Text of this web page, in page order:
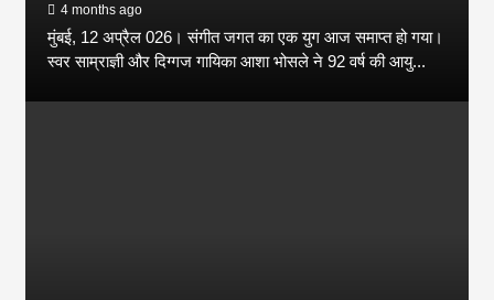
4 months ago
मुंबई, 12 अप्रैल 026। संगीत जगत का एक युग आज समाप्त हो गया।
स्वर साम्राज्ञी और दिग्गज गायिका आशा भोसले ने 92 वर्ष की आयु...